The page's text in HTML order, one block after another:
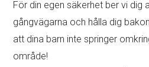
För din egen säkerhet ber vi dig
gångvägarna och hålla dig
att dina barn inte springer
område!